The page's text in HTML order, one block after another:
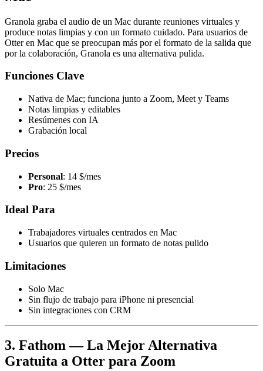
Granola graba el audio de un Mac durante reuniones virtuales y
produce notas limpias y con un formato cuidado. Para usuarios de
Otter en Mac que se preocupan más por el formato de la salida que
por la colaboración, Granola es una alternativa pulida.
Funciones Clave
Nativa de Mac; funciona junto a Zoom, Meet y Teams
Notas limpias y editables
Resúmenes con IA
Grabación local
Precios
Personal: 14 $/mes
Pro: 25 $/mes
Ideal Para
Trabajadores virtuales centrados en Mac
Usuarios que quieren un formato de notas pulido
Limitaciones
Solo Mac
Sin flujo de trabajo para iPhone ni presencial
Sin integraciones con CRM
3. Fathom — La Mejor Alternativa
Gratuita a Otter para Zoom